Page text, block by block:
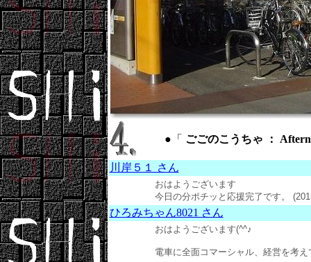
●「 ごごのこうちゃ ：
川岸５１ さん
おはようございます
今日の分ポチッと応援完了です。
ひろみちゃん8021 さん
おはようございます(^^♪
電車に全面コマーシャル、経営を考